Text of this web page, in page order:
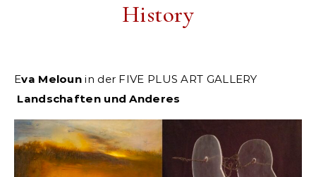
History
Eva Meloun in der FIVE PLUS ART GALLERY
Landschaften und Anderes